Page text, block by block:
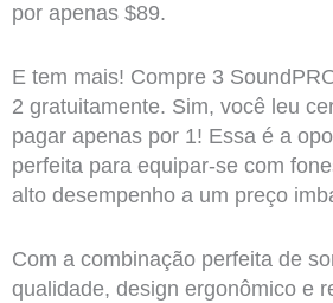
por apenas $89.
E tem mais! Compre 3
2 gratuitamente. Sim, você leu
pagar apenas por 1! Essa é a
perfeita para equipar-se com
alto desempenho a um preço
Com a combinação perfeita de
qualidade, design ergonômico e